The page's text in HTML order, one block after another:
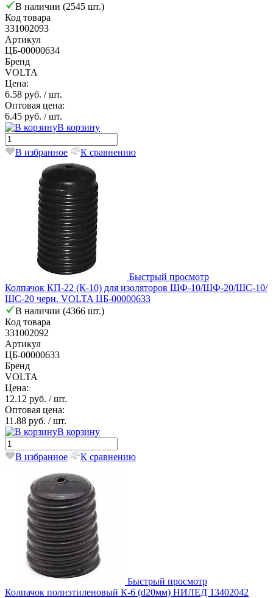
В наличии (2545 шт.)
Код товара
331002093
Артикул
ЦБ-00000634
Бренд
VOLTA
Цена:
6.58 руб. / шт.
Оптовая цена:
6.45 руб. / шт.
В корзину
В избранное К сравнению
Быстрый просмотр
Колпачок КП-22 (К-10) для изоляторов ШФ-10/ШФ-20/ШС-10/
ШС-20 черн. VOLTA ЦБ-00000633
В наличии (4366 шт.)
Код товара
331002092
Артикул
ЦБ-00000633
Бренд
VOLTA
Цена:
12.12 руб. / шт.
Оптовая цена:
11.88 руб. / шт.
В корзину
В избранное К сравнению
Быстрый просмотр
Колпачок полиэтиленовый К-6 (d20мм) НИЛЕД 13402042